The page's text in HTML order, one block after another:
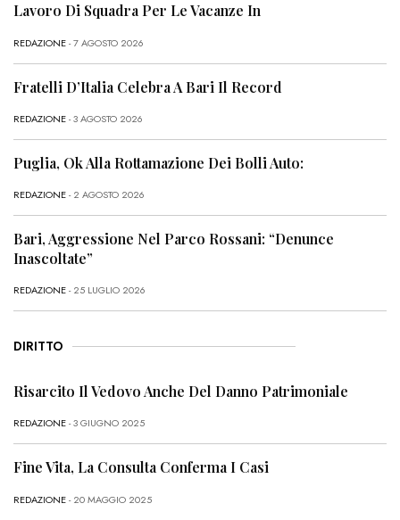
Lavoro Di Squadra Per Le Vacanze In
REDAZIONE- 7 AGOSTO 2026
Fratelli D’Italia Celebra A Bari Il Record
REDAZIONE- 3 AGOSTO 2026
Puglia, Ok Alla Rottamazione Dei Bolli Auto:
REDAZIONE- 2 AGOSTO 2026
Bari, Aggressione Nel Parco Rossani: “Denunce
Inascoltate”
REDAZIONE- 25 LUGLIO 2026
DIRITTO
Risarcito Il Vedovo Anche Del Danno Patrimoniale
REDAZIONE- 3 GIUGNO 2025
Fine Vita, La Consulta Conferma I Casi
REDAZIONE- 20 MAGGIO 2025